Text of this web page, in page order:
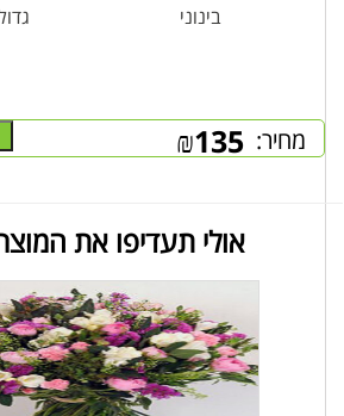
בינוני
מחיר: ₪135
אולי תעדיפו את